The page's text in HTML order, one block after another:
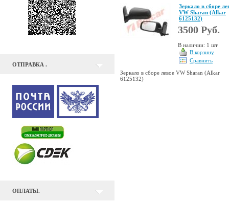
ОТПРАВКА .
ОПЛАТЫ.
Зеркало в сборе
VW Sharan (Alkar
6125132)
3500 Руб.
В наличии: 1 шт
В корзину
Сравнить
Зеркало в сборе левое VW Sharan (Alkar
6125132)